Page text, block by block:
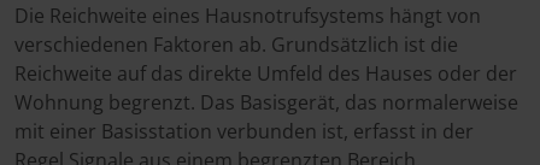
Die Reichweite eines Hausnotrufsystems hängt von
verschiedenen Faktoren ab. Grundsätzlich ist die
Reichweite auf das direkte Umfeld des Hauses oder der
Wohnung begrenzt. Das Basisgerät, das normalerweise
mit einer Basisstation verbunden ist, erfasst in der